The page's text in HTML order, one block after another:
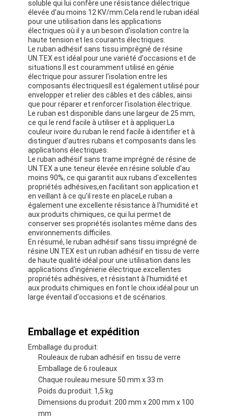
Bande de tissu en verre de papier d'aluminium
L'aluminium a fait face au papier d'emballage
Tissu de fibre de verre de papier d'aluminium
Bande de canevas d'aluminium
Ruban adhésif de tissu
Ruban adhésif dégrossi par double
Ruban adhésif d'ANIMAL FAMILIER
Moulage de précision de précision
Panneau d'isolation électrique
soluble qui lui confère une résistance diélectrique
élevée d'au moins 12 KV/mm.Cela rend le ruban idéal
pour une utilisation dans les applications
électriques où il y a un besoin d'isolation contre la
haute tension et les courants électriques.
Le ruban adhésif sans tissu imprégné de résine
UN.TEX est idéal pour une variété d'occasions et de
situations.Il est couramment utilisé en génie
électrique pour assurer l'isolation entre les
composants électriquesIl est également utilisé pour
envelopper et relier des câbles et des câbles, ainsi
que pour réparer et renforcer l'isolation électrique.
Le ruban est disponible dans une largeur de 25 mm,
ce qui le rend facile à utiliser et à appliquer.La
couleur ivoire du ruban le rend facile à identifier et à
distinguer d'autres rubans et composants dans les
applications électriques.
Le ruban adhésif sans trame imprégné de résine de
UN.TEX a une teneur élevée en résine soluble d'au
moins 90%, ce qui garantit aux rubans d'excellentes
propriétés adhésives,en facilitant son application et
en veillant à ce qu'il reste en placeLe ruban a
également une excellente résistance à l'humidité et
aux produits chimiques, ce qui lui permet de
conserver ses propriétés isolantes même dans des
environnements difficiles.
En résumé, le ruban adhésif sans tissu imprégné de
résine UN.TEX est un ruban adhésif en tissu de verre
de haute qualité idéal pour une utilisation dans les
applications d'ingénierie électrique.excellentes
propriétés adhésives, et résistant à l'humidité et
aux produits chimiques en font le choix idéal pour un
large éventail d'occasions et de scénarios.
Emballage et expédition
Emballage du produit:
Rouleaux de ruban adhésif en tissu de verre
Emballage de 6 rouleaux
Chaque rouleau mesure 50 mm x 33 m
Poids du produit: 1,5 kg
Dimensions du produit: 200 mm x 200 mm x 100
mm